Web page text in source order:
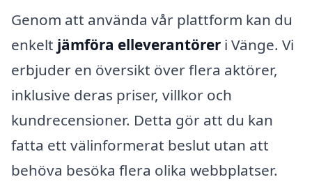
Genom att använda vår plattform kan du
enkelt jämföra elleverantörer i Vänge. Vi
erbjuder en översikt över flera aktörer,
inklusive deras priser, villkor och
kundrecensioner. Detta gör att du kan
fatta ett välinformerat beslut utan att
behöva besöka flera olika webbplatser.